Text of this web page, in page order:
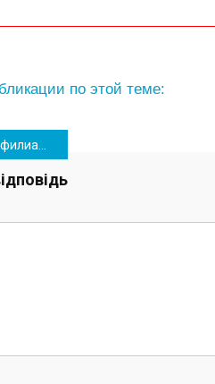
по этой теме:
накануне 8 Марта